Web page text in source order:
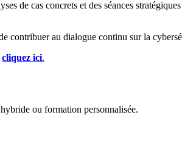
de cas concrets et des séances
contribuer au dialogue continu sur la
cliquez ici.
ou formation personnalisée.